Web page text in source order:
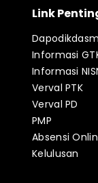
Link
Informasi
Informasi
Verval PTK
Verval PD
PMP
Absensi
Kelulusan